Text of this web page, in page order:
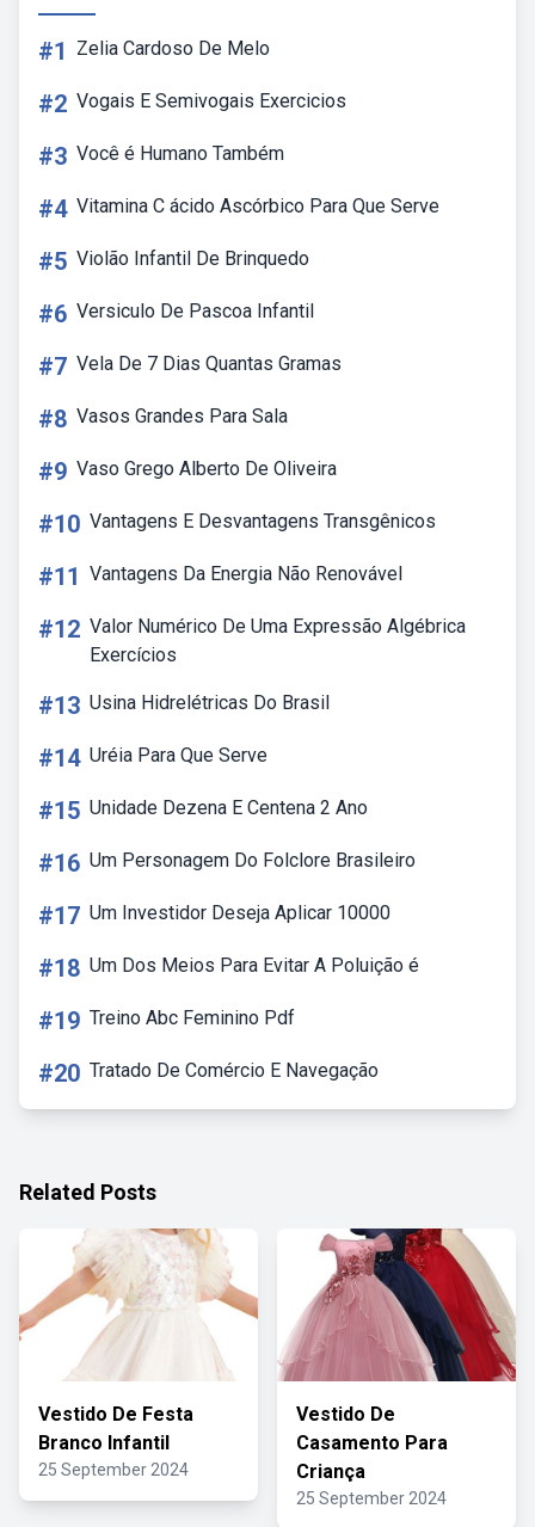
#1 Zelia Cardoso De Melo
#2 Vogais E Semivogais Exercicios
#3 Você é Humano Também
#4 Vitamina C ácido Ascórbico Para Que Serve
#5 Violão Infantil De Brinquedo
#6 Versiculo De Pascoa Infantil
#7 Vela De 7 Dias Quantas Gramas
#8 Vasos Grandes Para Sala
#9 Vaso Grego Alberto De Oliveira
#10 Vantagens E Desvantagens Transgênicos
#11 Vantagens Da Energia Não Renovável
#12 Valor Numérico De Uma Expressão Algébrica
Exercícios
#13 Usina Hidrelétricas Do Brasil
#14 Uréia Para Que Serve
#15 Unidade Dezena E Centena 2 Ano
#16 Um Personagem Do Folclore Brasileiro
#17 Um Investidor Deseja Aplicar 10000
#18 Um Dos Meios Para Evitar A Poluição é
#19 Treino Abc Feminino Pdf
#20 Tratado De Comércio E Navegação
Related Posts
Vestido De Festa
Branco Infantil
25 September 2024
Vestido De
Casamento Para
Criança
25 September 2024